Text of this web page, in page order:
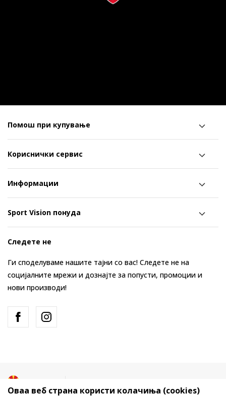
Помош при купување
Кориснички сервис
Информации
Sport Vision понуда
Следете не
Ги споделуваме нашите тајни со вас! Следете не на
социјалните мрежи и дознајте за попусти, промоции и
нови производи!
Оваа веб страна користи колачиња (cookies)